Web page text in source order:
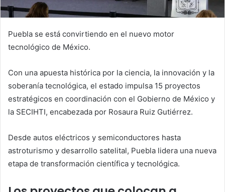
Puebla se está convirtiendo en el nuevo motor
tecnológico de México.
Con una apuesta histórica por la ciencia, la innovación y la
soberanía tecnológica, el estado impulsa 15 proyectos
estratégicos en coordinación con el Gobierno de México y
la SECIHTI, encabezada por Rosaura Ruiz Gutiérrez.
Desde autos eléctricos y semiconductores hasta
astroturismo y desarrollo satelital, Puebla lidera una nueva
etapa de transformación científica y tecnológica.